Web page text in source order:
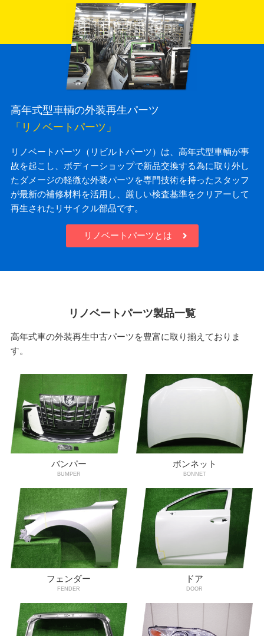
高年式型車輌の外装再生パーツ
「リノベートパーツ」
リノベートパーツ（リビルトパーツ）は、高年式型車輌が事
故を起こし、ボディーショップで新品交換する為に取り外し
たダメージの軽微な外装パーツを専門技術を持ったスタッフ
が最新の補修材料を活用し、厳しい検査基準をクリアーして
再生されたリサイクル部品です。
リノベートパーツとは
リノベートパーツ製品一覧
高年式車の外装再生中古パーツを豊富に取り揃えておりま
す。
バンパー
BUMPER
ボンネット
BONNET
フェンダー
FENDER
ドア
DOOR